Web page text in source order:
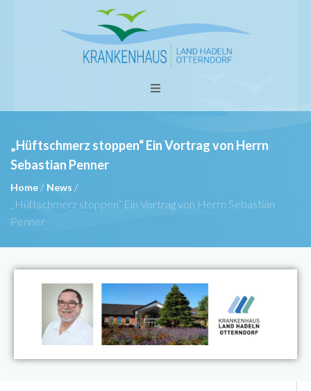
„Hüftschmerz stoppen“ Ein Vortrag von Herrn
Sebastian Penner
Home / News /
„Hüftschmerz stoppen“ Ein Vortrag von Herrn Sebastian
Penner